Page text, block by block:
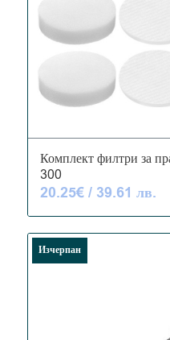
Комплект филтри за
300
20.25€/ 39.61 лв.
Изчерпан